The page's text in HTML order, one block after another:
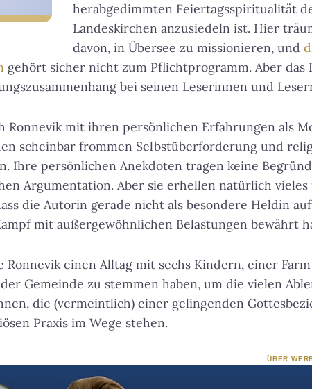
herabgedimmten Feiertagsspiritualität
Landeskirchen anzusiedeln ist. Hier
davon, in Übersee zu missionieren, und
gehört sicher nicht zum Pflichtprogramm. Aber das
bei seinen Leserinnen und
Ronnevik mit ihren persönlichen Erfahrungen als
scheinbar frommen Selbstüberforderung und
Ihre persönlichen Anekdoten tragen keine
Argumentation. Aber sie erhellen natürlich
die Autorin gerade nicht als besondere Heldin
mit außergewöhnlichen Belastungen bewährt
Ronnevik einen Alltag mit sechs Kindern, einer
Gemeinde zu stemmen haben, um die vielen
die (vermeintlich) einer gelingenden
Praxis im Wege stehen.
ÜBER